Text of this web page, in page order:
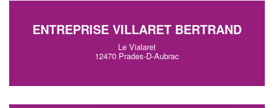
ENTREPRISE VILLARET BERTRAND
Le Vialaret
12470 Prades-D-Aubrac